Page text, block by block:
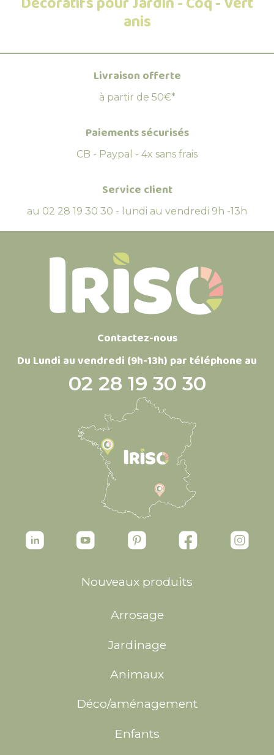
anis
Livraison offerte
à partir de 50€*
Paiements sécurisés
CB - Paypal - 4x sans frais
Service client
au 02 28 19 30 30 - lundi au vendredi 9h -13h
Contactez-nous
Du Lundi au vendredi (9h-13h) par téléphone au
02 28 19 30 30
Nouveaux produits
Arrosage
Jardinage
Animaux
Déco/aménagement
Enfants